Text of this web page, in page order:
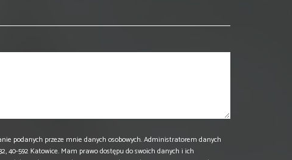
podanych przeze mnie danych osobowych. Administratorem danych
40-592 Katowice. Mam prawo dostępu do swoich danych i ich